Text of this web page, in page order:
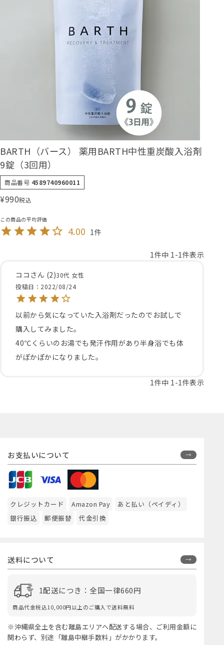
BARTH（バース） 薬用BARTH中性重炭酸入浴剤
9錠（3回用）
商品番号 4589740960011
¥990税込
4.00 1
1件中 1 -1件表示
ココ
2 30代 女性
投稿日
2022/08/24
以前から気になっていた入浴剤だったのでお試しで
購入してみました。
40℃くらいのお湯でも発汗作用があり半身浴でも体
がぽかぽかになりました。
1件中 1 -1件表示
お支払いについて
クレジットカード Amazon Pay
あと払い（ペイディ）
銀行振込
郵便振替 代金引換
送料について
1配送につき：全国一律660円
商品代金税込10,000円以上のご購入で送料無料
※沖縄県全土を含む離島エリアへ配送する場合、ご利用金額に
関わらず、別途「離島中継手数料」がかかります。